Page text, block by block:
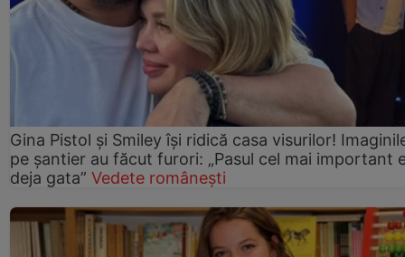
Gina Pistol și Smiley își ridică casa visurilor!
pe șantier au făcut furori: „Pasul cel mai important
deja gata” Vedete românești